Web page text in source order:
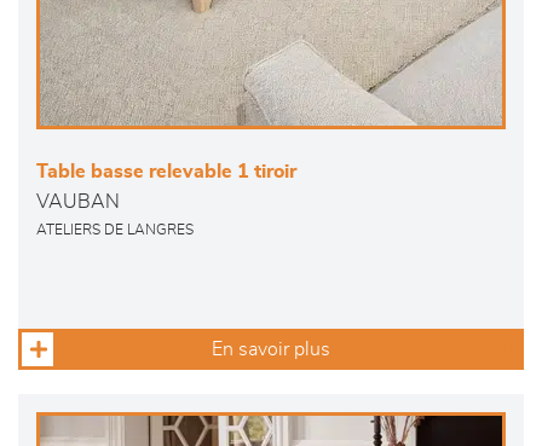
Table basse relevable 1 tiroir
VAUBAN
ATELIERS DE LANGRES
En savoir plus